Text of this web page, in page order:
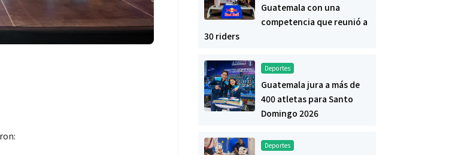
Guatemala con una
competencia que reunió a
30 riders
Deportes
Guatemala jura a más de
400 atletas para Santo
Domingo 2026
Deportes